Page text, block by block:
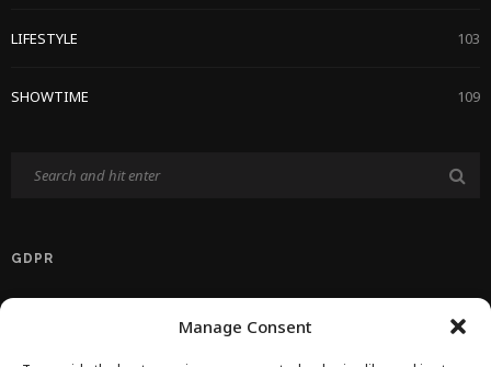
Manage Consent
LIFESTYLE 103
SHOWTIME 109
GDPR